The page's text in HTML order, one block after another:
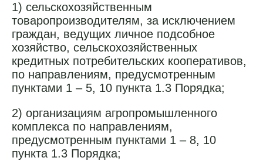
1) сельскохозяйственным
товаропроизводителям, за исключением
граждан, ведущих личное подсобное
хозяйство, сельскохозяйственных
кредитных потребительских кооперативов,
по направлениям, предусмотренным
пунктами 1 – 5, 10 пункта 1.3 Порядка;
2) организациям агропромышленного
комплекса по направлениям,
предусмотренным пунктами 1 – 8, 10
пункта 1.3 Порядка;